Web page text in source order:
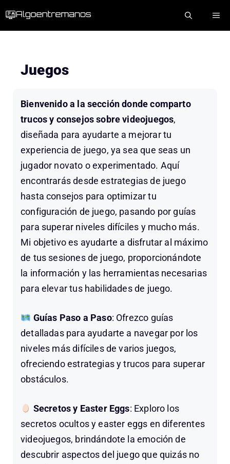
Juegos
Bienvenido a la sección donde comparto
trucos y consejos sobre videojuegos,
diseñada para ayudarte a mejorar tu
experiencia de juego, ya sea que seas un
jugador novato o experimentado. Aquí
encontrarás desde estrategias de juego
hasta consejos para optimizar tu
configuración de juego, pasando por guías
para superar niveles difíciles y mucho más.
Mi objetivo es ayudarte a disfrutar al máximo
de tus sesiones de juego, proporcionándote
la información y las herramientas necesarias
para elevar tus habilidades de juego.
Guías Paso a Paso: Ofrezco guías
detalladas para ayudarte a navegar por los
niveles más difíciles de varios juegos,
ofreciendo estrategias y trucos para superar
obstáculos.
Secretos y Easter Eggs: Exploro los
secretos ocultos y easter eggs en diferentes
videojuegos, brindándote la emoción de
descubrir aspectos del juego que quizás no